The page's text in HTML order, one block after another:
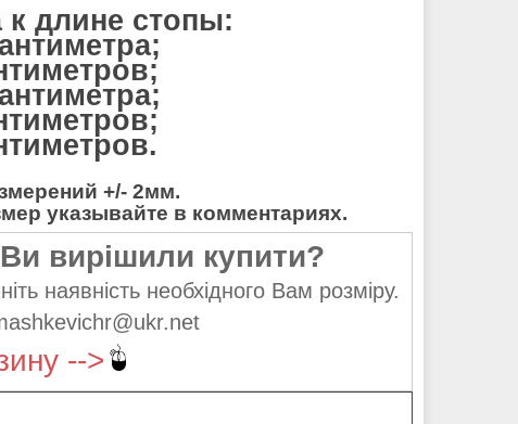
к длине стопы:
+/- 2мм.
указывайте в комментариях.
вирішили купити?
наявність необхідного Вам розміру.
-->